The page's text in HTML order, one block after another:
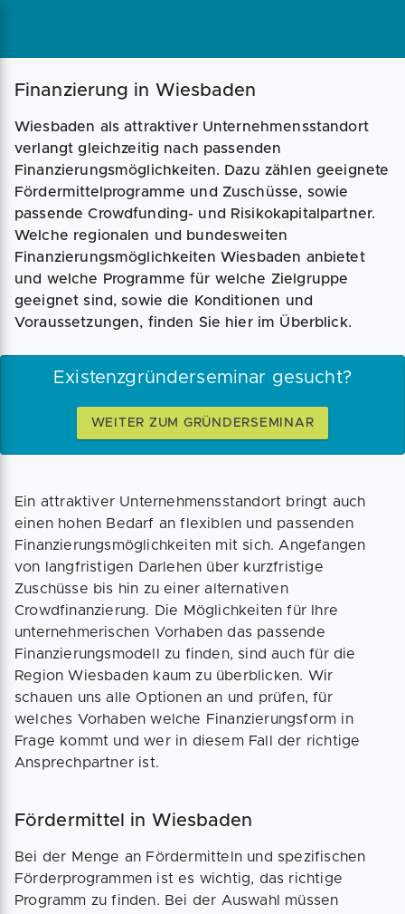
Magazin Businessplan Fördermittel
Finanzierung in Wiesbaden
Wiesbaden als attraktiver Unternehmensstandort
verlangt gleichzeitig nach passenden
Finanzierungsmöglichkeiten. Dazu zählen geeignete
Fördermittelprogramme und Zuschüsse, sowie
passende Crowdfunding- und Risikokapitalpartner.
Welche regionalen und bundesweiten
Finanzierungsmöglichkeiten Wiesbaden anbietet
und welche Programme für welche Zielgruppe
geeignet sind, sowie die Konditionen und
Voraussetzungen, finden Sie hier im Überblick.
Existenzgründerseminar gesucht?
WEITER ZUM GRÜNDERSEMINAR
Ein attraktiver Unternehmensstandort bringt auch
einen hohen Bedarf an flexiblen und passenden
Finanzierungsmöglichkeiten mit sich. Angefangen
von langfristigen Darlehen über kurzfristige
Zuschüsse bis hin zu einer alternativen
Crowdfinanzierung. Die Möglichkeiten für Ihre
unternehmerischen Vorhaben das passende
Finanzierungsmodell zu finden, sind auch für die
Region Wiesbaden kaum zu überblicken. Wir
schauen uns alle Optionen an und prüfen, für
welches Vorhaben welche Finanzierungsform in
Frage kommt und wer in diesem Fall der richtige
Ansprechpartner ist.
Fördermittel in Wiesbaden
Bei der Menge an Fördermitteln und spezifischen
Förderprogrammen ist es wichtig, das richtige
Programm zu finden. Bei der Auswahl müssen